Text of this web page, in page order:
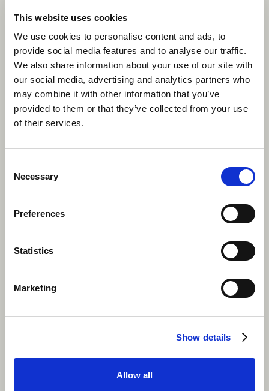
This website uses cookies
We use cookies to personalise content and ads, to
provide social media features and to analyse our traffic.
We also share information about your use of our site with
our social media, advertising and analytics partners who
may combine it with other information that you’ve
provided to them or that they’ve collected from your use
of their services.
Selection
Necessary
Preferences
Statistics
Marketing
Show details
Allow all
Partager votre culture est un excellent moyen de créer
des liens et d'apprendre des autres. Enseignez à votre
camaradeanimateurs de campet donnez aux
campeurs des phrases amusantes et utiles dans votre
langue, ou initiez-les à un argot cool. Vous pourriez
même les inciter à partager leur propre culture avec
vous.
Gardez l'esprit ouvert